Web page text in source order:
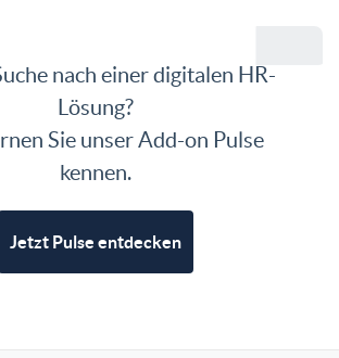
nach einer digitalen HR-
Lösung?
Sie unser Add-on Pulse
kennen.
Jetzt Pulse entdecken